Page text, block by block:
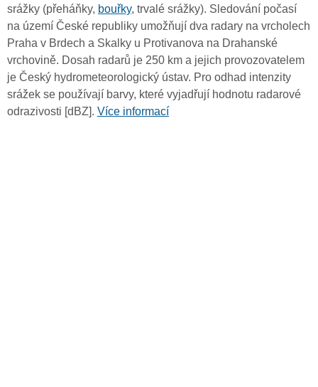
srážky (přeháňky, bouřky, trvalé srážky). Sledování počasí
na území České republiky umožňují dva radary na vrcholech
Praha v Brdech a Skalky u Protivanova na Drahanské
vrchovině. Dosah radarů je 250 km a jejich provozovatelem
je Český hydrometeorologický ústav. Pro odhad intenzity
srážek se používají barvy, které vyjadřují hodnotu radarové
odrazivosti [dBZ]. Více informací